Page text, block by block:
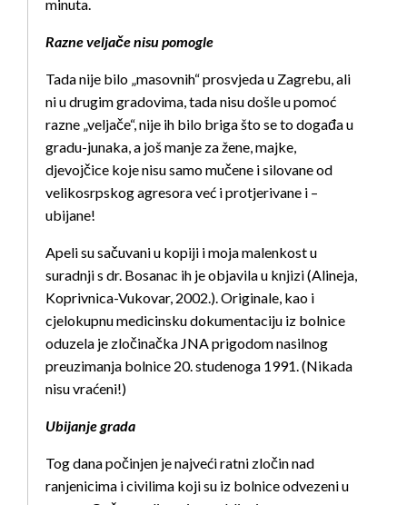
minuta.
Razne veljače nisu pomogle
Tada nije bilo „masovnih“ prosvjeda u Zagrebu, ali
ni u drugim gradovima, tada nisu došle u pomoć
razne „veljače“, nije ih bilo briga što se to događa u
gradu-junaka, a još manje za žene, majke,
djevojčice koje nisu samo mučene i silovane od
velikosrpskog agresora već i protjerivane i –
ubijane!
Apeli su sačuvani u kopiji i moja malenkost u
suradnji s dr. Bosanac ih je objavila u knjizi (Alineja,
Koprivnica-Vukovar, 2002.). Originale, kao i
cjelokupnu medicinsku dokumentaciju iz bolnice
oduzela je zločinačka JNA prigodom nasilnog
preuzimanja bolnice 20. studenoga 1991. (Nikada
nisu vraćeni!)
Ubijanje grada
Tog dana počinjen je najveći ratni zločin nad
ranjenicima i civilima koji su iz bolnice odvezeni u